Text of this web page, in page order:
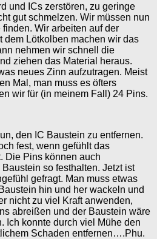
und ICs zerstören, zu geringe
gut schmelzen. Wir müssen nun
Wir arbeiten auf der
dem Lötkolben machen wir das
nehmen wir schnell die
ziehen das Material heraus.
neues Zinn aufzutragen. Meist
Mal, man muss es öfters
wir für (in meinem Fall) 24 Pins.
den IC Baustein zu entfernen.
fest, wenn gefühlt das
Die Pins können auch
so festhalten. Jetzt ist
gefragt. Man muss etwas
hin und her wackeln und
nicht zu viel Kraft anwenden,
abreißen und der Baustein wäre
Ich konnte durch viel Mühe den
Schaden entfernen….Phu.